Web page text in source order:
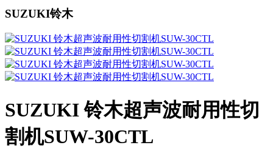
SUZUKI铃木
SUZUKI 铃木超声波耐用性切
割机SUW-30CTL